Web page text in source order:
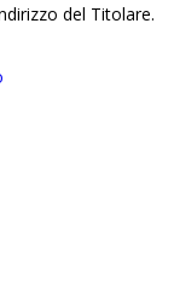
del Titolare.